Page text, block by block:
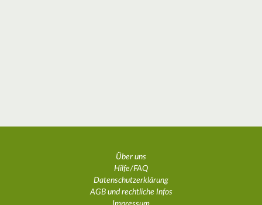
Über uns
Hilfe/FAQ
Datenschutzerklärung
AGB und rechtliche Infos